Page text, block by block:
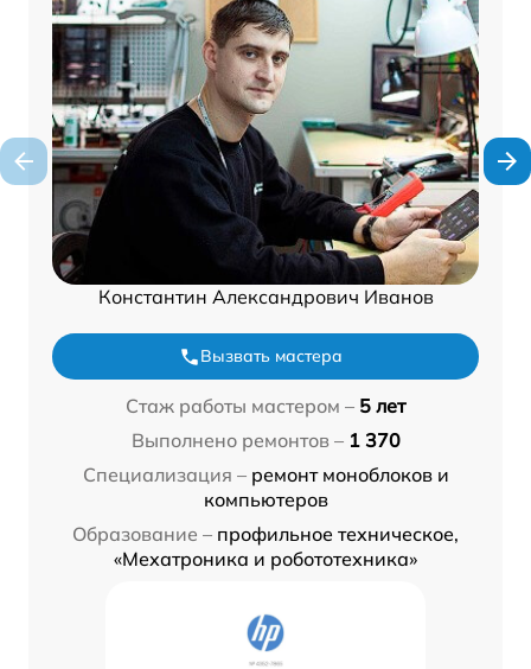
Константин Александрович Иванов
Вызвать мастера
Стаж работы мастером – 5 лет
Выполнено ремонтов – 1 370
Специализация – ремонт моноблоков и
компьютеров
Образование – профильное техническое,
«Мехатроника и робототехника»